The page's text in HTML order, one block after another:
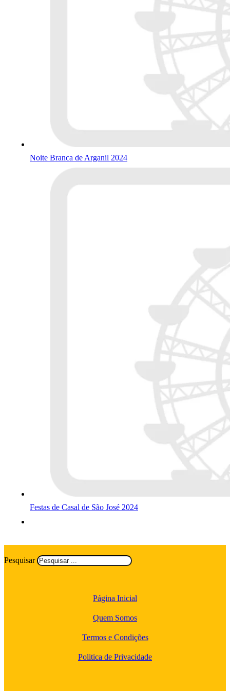
Noite Branca de Arganil 2024
Festas de Casal de São José 2024
Pesquisar
Página Inicial
Quem Somos
Termos e Condições
Politica de Privacidade